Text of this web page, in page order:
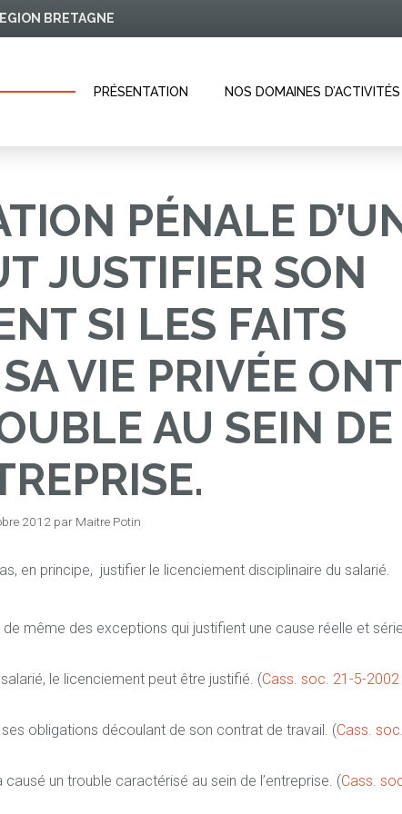
BRETAGNE
PRÉSENTATION NOS DOMAINES D’ACTIVITÉS
PÉNALE
JUSTIFIER SON
SI LES FAITS
VIE PRIVÉE ONT
AU SEIN DE
2012 par Maitre Potin
en principe, justifier le licenciement disciplinaire du salarié.
même des exceptions qui justifient une cause réelle et
le licenciement peut être justifié. (Cass. soc. 21-5-2002
obligations découlant de son contrat de travail. (Cass.
un trouble caractérisé au sein de l’entreprise. (Cass.